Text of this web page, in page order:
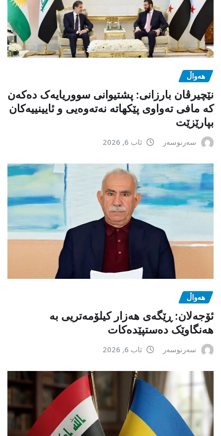
هەواڵ
نێچیرڤان بارزانی: پشتیوانی سووریایەک دەکەن
کە مافی تەواوی پێکهاتە نەتەوەیی و ئایینییەکان
بپارێزێت
سەرنوسەر ئاب 6, 2026
هەواڵ
ئۆجەلان: ڕێگەی هەزار کیلۆمەتریی بە
هەنگاوێک دەستپێدەکات
سەرنوسەر ئاب 6, 2026